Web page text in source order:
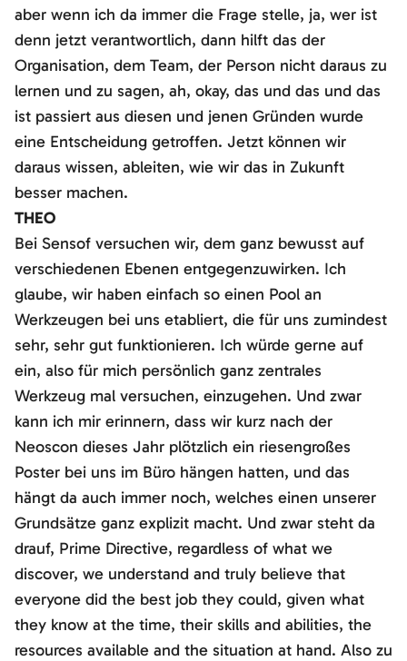
aber wenn ich da immer die Frage stelle, ja, wer ist
denn jetzt verantwortlich, dann hilft das der
Organisation, dem Team, der Person nicht daraus zu
lernen und zu sagen, ah, okay, das und das und das
ist passiert aus diesen und jenen Gründen wurde
eine Entscheidung getroffen. Jetzt können wir
daraus wissen, ableiten, wie wir das in Zukunft
besser machen.
THEO
Bei Sensof versuchen wir, dem ganz bewusst auf
verschiedenen Ebenen entgegenzuwirken. Ich
glaube, wir haben einfach so einen Pool an
Werkzeugen bei uns etabliert, die für uns zumindest
sehr, sehr gut funktionieren. Ich würde gerne auf
ein, also für mich persönlich ganz zentrales
Werkzeug mal versuchen, einzugehen. Und zwar
kann ich mir erinnern, dass wir kurz nach der
Neoscon dieses Jahr plötzlich ein riesengroßes
Poster bei uns im Büro hängen hatten, und das
hängt da auch immer noch, welches einen unserer
Grundsätze ganz explizit macht. Und zwar steht da
drauf, Prime Directive, regardless of what we
discover, we understand and truly believe that
everyone did the best job they could, given what
they know at the time, their skills and abilities, the
resources available and the situation at hand. Also zu